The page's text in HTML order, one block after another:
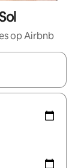
op Airbnb
je een keuze